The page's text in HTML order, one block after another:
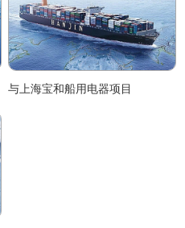
与上海宝和船用电器项目